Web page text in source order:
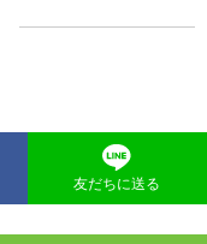
友だちに送る